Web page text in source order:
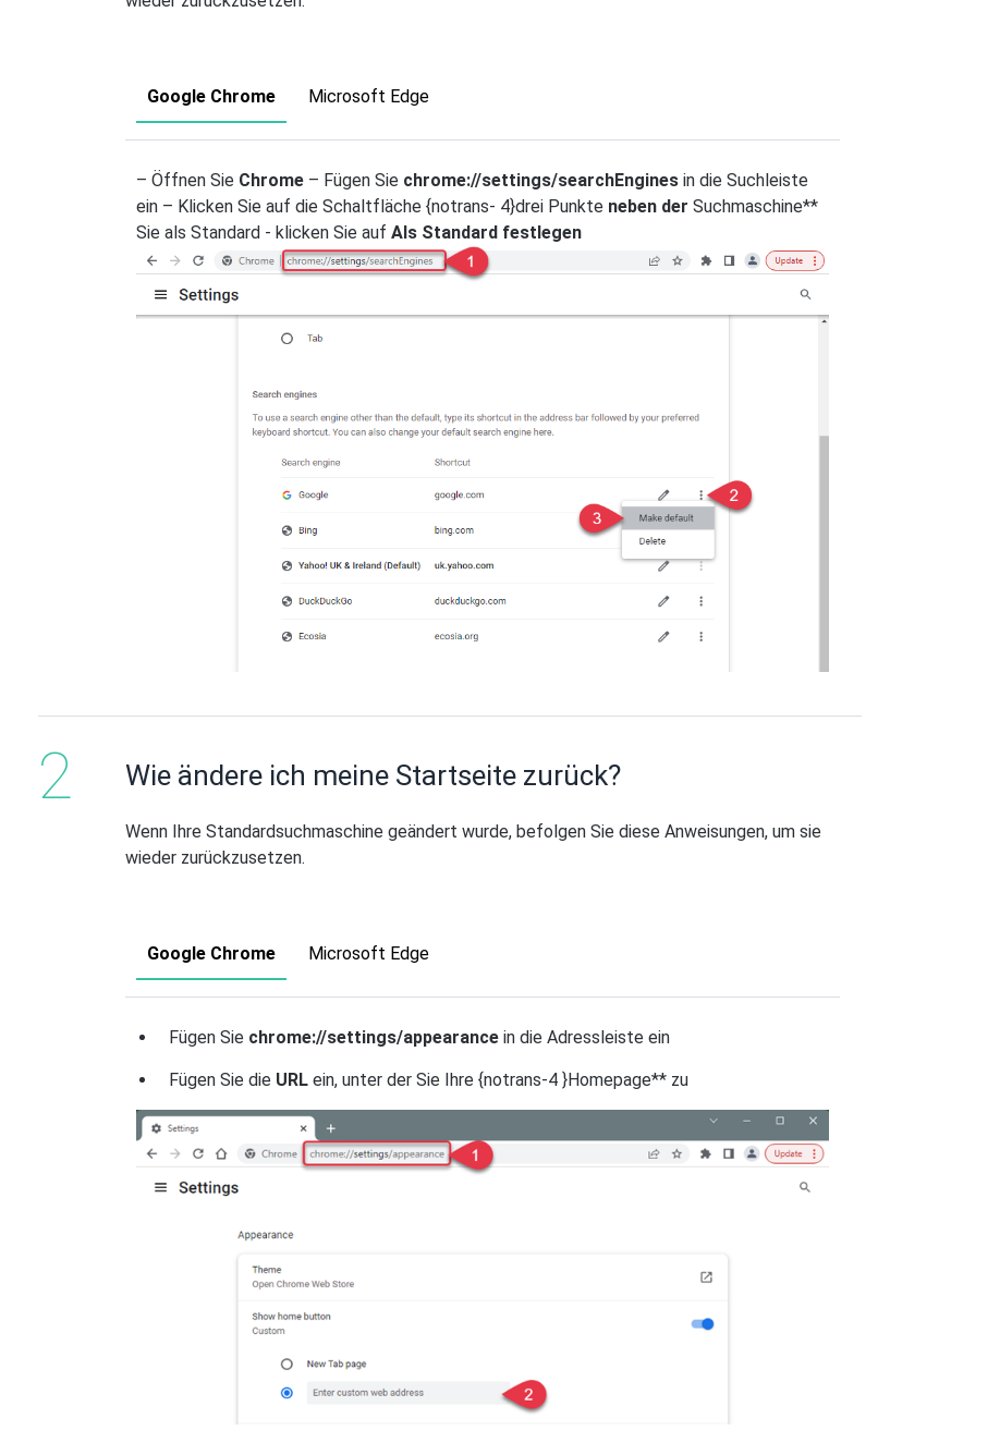
Google Chrome Microsoft Edge
– Öffnen Sie Chrome – Fügen Sie chrome://settings/searchEngines in die Suchleiste
ein – Klicken Sie auf die Schaltfläche {notrans- 4}drei Punkte neben derSuchmaschine**
Sie als Standard - klicken Sie aufAls Standard festlegen
Wie ändere ich meine Startseite zurück?
Wenn Ihre Standardsuchmaschine geändert wurde, befolgen Sie diese Anweisungen, um sie
wieder zurückzusetzen.
Google Chrome Microsoft Edge
Fügen Sie chrome://settings/appearance in die Adressleiste ein
Fügen Sie die URL ein, unter der Sie Ihre {notrans-4 }Homepage** zu